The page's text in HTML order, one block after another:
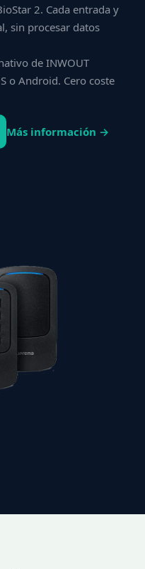
2. Cada entrada y
sin procesar datos
de INWOUT
o Android. Cero coste
Más información →